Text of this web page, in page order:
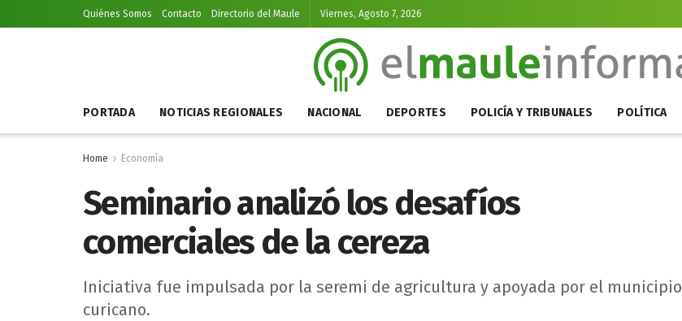
Quiénes Somos Contacto Directorio del Maule Viernes, Agosto 7, 2026
PORTADA NOTICIAS REGIONALES NACIONAL DEPORTES POLICÍA Y TRIBUNALES POLÍTICA
Home Economía
Seminario analizó los desafíos
comerciales de la cereza
Iniciativa fue impulsada por la seremi de agricultura y apoyada por el municipio
curicano.